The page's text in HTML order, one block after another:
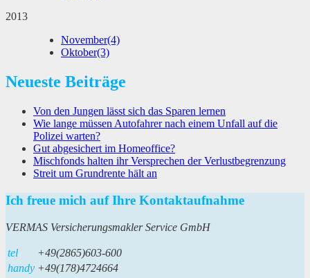
2013
November(4)
Oktober(3)
Neueste Beiträge
Von den Jungen lässt sich das Sparen lernen
Wie lange müssen Autofahrer nach einem Unfall auf die
Polizei warten?
Gut abgesichert im Homeoffice?
Mischfonds halten ihr Versprechen der Verlustbegrenzung
Streit um Grundrente hält an
Ich freue mich auf Ihre Kontaktaufnahme
VERMAS Versicherungsmakler Service GmbH
tel
+49(2865)603-600
handy +49(178)4724664